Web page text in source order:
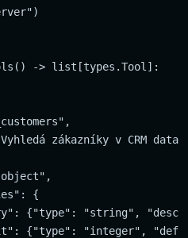
-> list[types.Tool]:
zákazníky v CRM
{
{"type": "string",
{"type": "integer",